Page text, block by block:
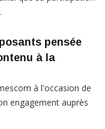
pensée
à la
à l'occasion de
engagement auprès